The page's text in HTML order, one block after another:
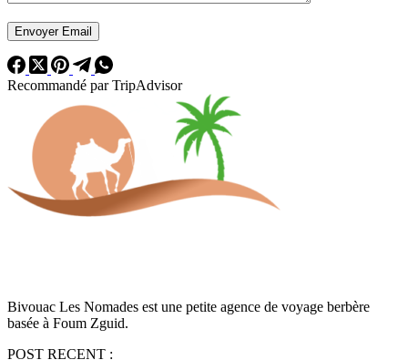
Recommandé par TripAdvisor
Bivouac Les Nomades est une petite agence de voyage berbère
basée à Foum Zguid.
POST RECENT :